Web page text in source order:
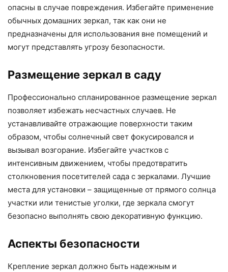
опасны в случае повреждения. Избегайте применение
обычных домашних зеркал, так как они не
предназначены для использования вне помещений и
могут представлять угрозу безопасности.
Размещение зеркал в саду
Профессионально спланированное размещение зеркал
позволяет избежать несчастных случаев. Не
устанавливайте отражающие поверхности таким
образом, чтобы солнечный свет фокусировался и
вызывал возгорание. Избегайте участков с
интенсивным движением, чтобы предотвратить
столкновения посетителей сада с зеркалами. Лучшие
места для установки – защищенные от прямого солнца
участки или тенистые уголки, где зеркала смогут
безопасно выполнять свою декоративную функцию.
Аспекты безопасности
Крепление зеркал должно быть надежным и